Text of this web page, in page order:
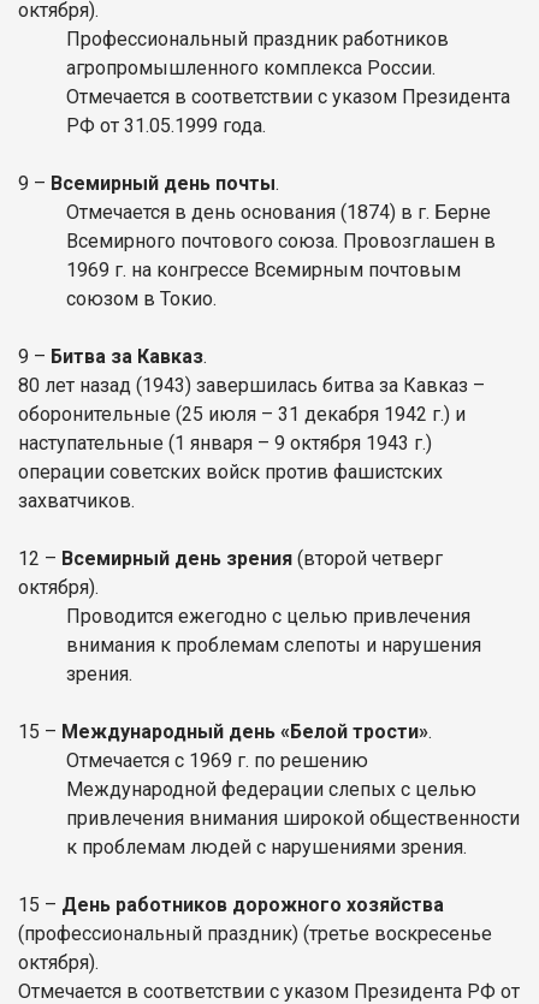
октября).
Профессиональный праздник работников
агропромышленного комплекса России.
Отмечается в соответствии с указом Президента
РФ от 31.05.1999 года.
9 – Всемирный день почты.
Отмечается в день основания (1874) в г. Берне
Всемирного почтового союза. Провозглашен в
1969 г. на конгрессе Всемирным почтовым
союзом в Токио.
9 – Битва за Кавказ.
80 лет назад (1943) завершилась битва за Кавказ –
оборонительные (25 июля – 31 декабря 1942 г.) и
наступательные (1 января – 9 октября 1943 г.)
операции советских войск против фашистских
захватчиков.
12 – Всемирный день зрения (второй четверг
октября).
Проводится ежегодно с целью привлечения
внимания к проблемам слепоты и нарушения
зрения.
15 – Международный день «Белой трости».
Отмечается с 1969 г. по решению
Международной федерации слепых с целью
привлечения внимания широкой общественности
к проблемам людей с нарушениями зрения.
15 – День работников дорожного хозяйства
(профессиональный праздник) (третье воскресенье
октября).
Отмечается в соответствии с указом Президента РФ от